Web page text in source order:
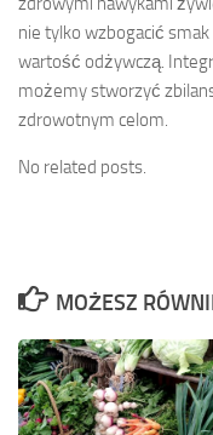
nie tylko wzbogacić
wartość odżywczą.
możemy stworzyć
zdrowotnym celom.
No related posts.
MOŻESZ